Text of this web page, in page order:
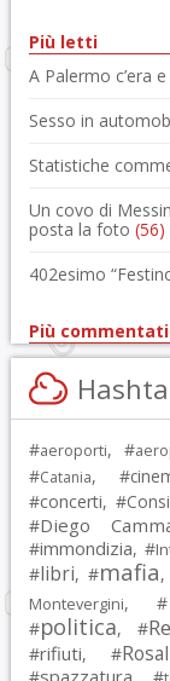
Più letti
A Palermo c’era e
Sesso in
Statistiche
Un covo di
posta la foto (56)
402esimo
Più commentati
#aeroporti, #
#Catania, #
#concerti, #
#Diego
#immondizia, #
#libri, #mafia
Montevergini, #
#politica, #
#rifiuti, #
spazzatura